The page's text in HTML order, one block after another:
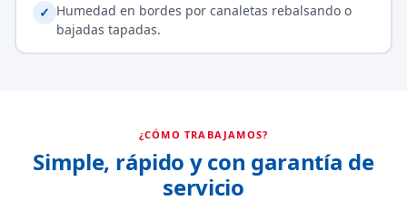
✓ Humedad en bordes por canaletas rebalsando o
bajadas tapadas.
¿CÓMO TRABAJAMOS?
Simple, rápido y con garantía de
servicio